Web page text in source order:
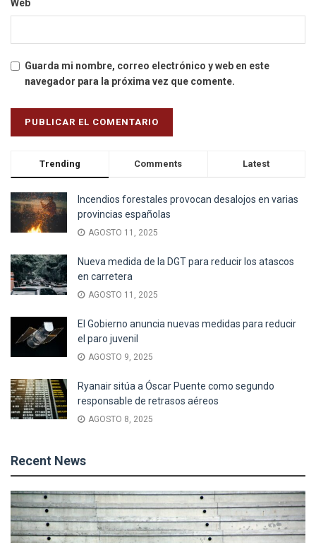
Web
Guarda mi nombre, correo electrónico y web en este
navegador para la próxima vez que comente.
Trending Comments Latest
Incendios forestales provocan desalojos en varias
provincias españolas
AGOSTO 11, 2025
Nueva medida de la DGT para reducir los atascos
en carretera
AGOSTO 11, 2025
El Gobierno anuncia nuevas medidas para reducir
el paro juvenil
AGOSTO 9, 2025
Ryanair sitúa a Óscar Puente como segundo
responsable de retrasos aéreos
AGOSTO 8, 2025
Recent News